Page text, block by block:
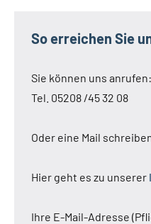
So erreichen Sie
Sie können uns anrufen:
Tel. 05208 /45 32 08
Oder eine Mail
Hier geht es zu unserer
Ihre E-Mail-Adresse